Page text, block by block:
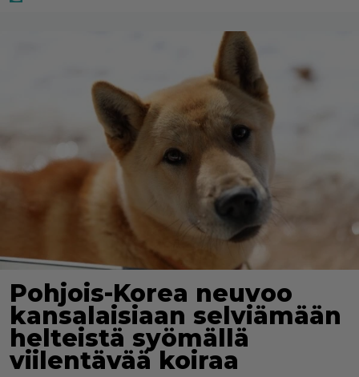
Pohjois-Korea neuvoo
kansalaisiaan selviämään
helteistä syömällä
viilentävää koiraa